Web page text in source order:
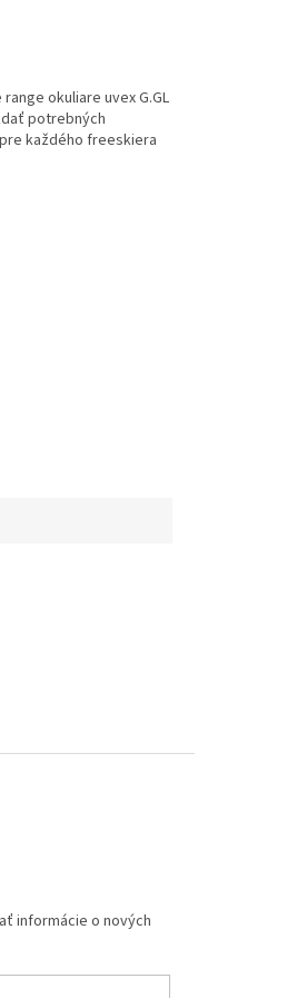
okuliare uvex G.GL
potrebných
každého freeskiera
informácie o nových